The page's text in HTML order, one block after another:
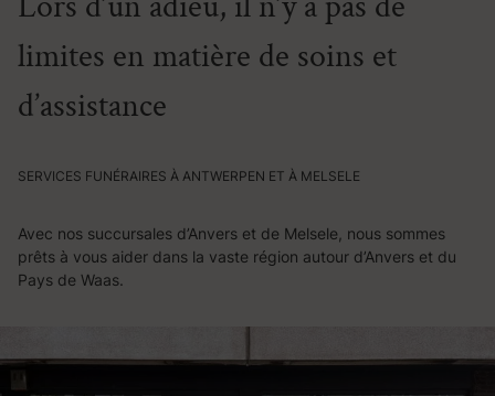
SERVICES FUNÉRAIRES À ANTWERPEN ET À MELSELE
limites en matière de soins et
d’assistance
Avec nos succursales d’Anvers et de Melsele, nous sommes
prêts à vous aider dans la vaste région autour d’Anvers et du
Pays de Waas.